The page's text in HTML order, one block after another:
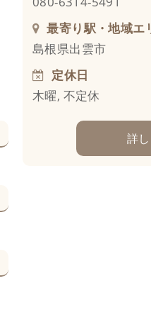
最寄り駅・地域エ
島根県出雲市
定休日
木曜, 不定休
詳